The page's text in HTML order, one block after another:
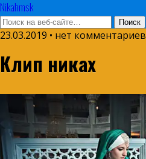
Nikahmsk
23.03.2019 • нет комментариев
Клип никах